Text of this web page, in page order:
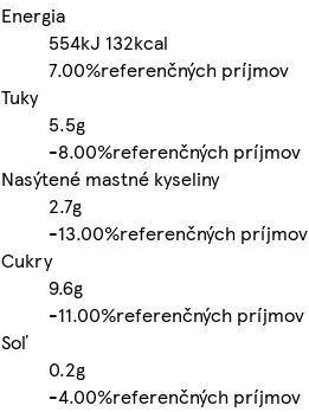
Energia
554kJ 132kcal
7.00%referenčných príjmov
Tuky
5.5g
-8.00%referenčných príjmov
Nasýtené mastné kyseliny
2.7g
-13.00%referenčných príjmov
Cukry
9.6g
-11.00%referenčných príjmov
Soľ
0.2g
-4.00%referenčných príjmov